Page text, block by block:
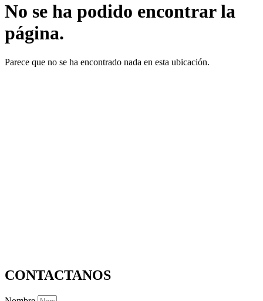
No se ha podido encontrar la
página.
Parece que no se ha encontrado nada en esta ubicación.
CONTACTANOS